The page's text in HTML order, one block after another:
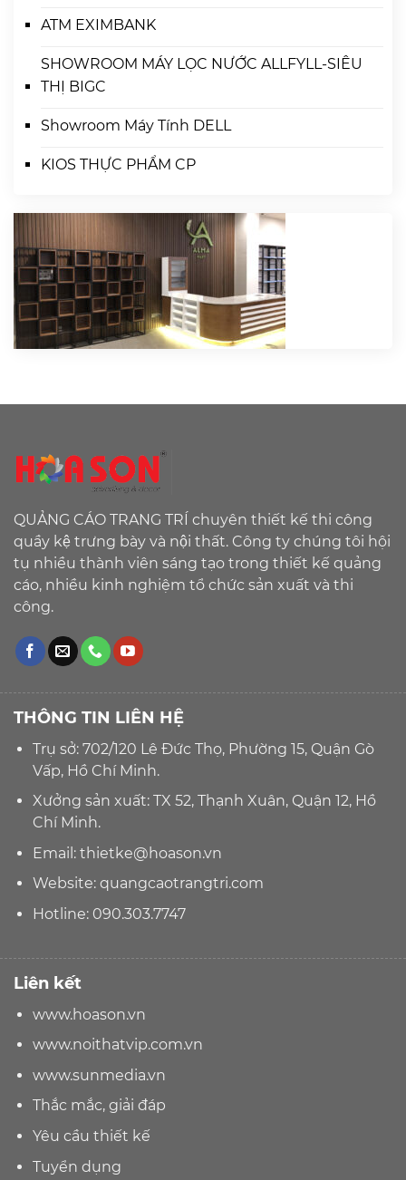
ATM EXIMBANK
SHOWROOM MÁY LỌC NƯỚC ALLFYLL-SIÊU
THỊ BIGC
Showroom Máy Tính DELL
KIOS THỰC PHẨM CP
QUẢNG CÁO TRANG TRÍ chuyên thiết kế thi công
quầy kệ trưng bày và nội thất. Công ty chúng tôi hội
tụ nhiều thành viên sáng tạo trong thiết kế quảng
cáo, nhiều kinh nghiệm tổ chức sản xuất và thi
công.
THÔNG TIN LIÊN HỆ
Trụ sở: 702/120 Lê Đức Thọ, Phường 15, Quận Gò
Vấp, Hồ Chí Minh.
Xưởng sản xuất: TX 52, Thạnh Xuân, Quận 12, Hồ
Chí Minh.
Email: thietke@hoason.vn
Website:quangcaotrangtri.com
Hotline: 090.303.7747
Liên kết
www.hoason.vn
www.noithatvip.com.vn
www.sunmedia.vn
Thắc mắc, giải đáp
Yêu cầu thiết kế
Tuyển dụng